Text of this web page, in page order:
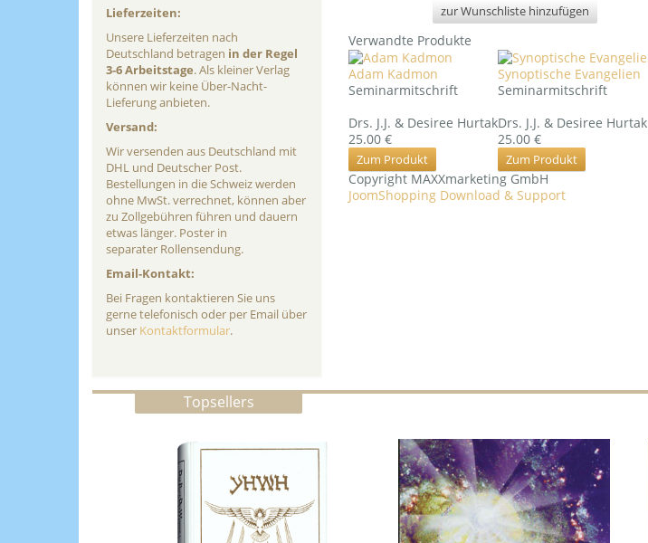
Lieferzeiten:
Unsere Lieferzeiten nach
Deutschland betragen in der Regel
3-6 Arbeitstage. Als kleiner Verlag
können wir keine Über-Nacht-
Lieferung anbieten.
Versand:
Wir versenden aus Deutschland mit
DHL und Deutscher Post.
Bestellungen in die Schweiz werden
ohne MwSt. verrechnet, können aber
zu Zollgebühren führen und dauern
etwas länger. Poster in
separater Rollensendung.
Email-Kontakt:
Bei Fragen kontaktieren Sie uns
gerne telefonisch oder per Email über
unser Kontaktformular.
Verwandte Produkte
Adam Kadmon
Seminarmitschrift
Drs. J.J. & Desiree Hurtak
25.00 €
Zum Produkt
Synoptische Evangelien
Seminarmitschrift
Drs. J.J. & Desiree Hurtak
25.00 €
Zum Produkt
Copyright MAXXmarketing GmbH
JoomShopping Download & Support
Topsellers